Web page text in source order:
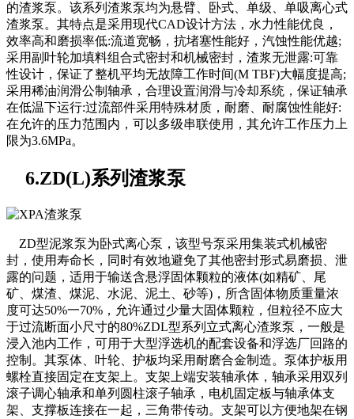
的渣浆泵。该系列渣浆泵均为悬臂、卧式、单级、单吸离心式
渣浆泵。其特点是采用现代CAD设计方法，水力性能优良，
效率高和磨损率低:流道宽畅，抗堵塞性能好，汽蚀性能优越;
采用副叶轮加填料组合式密封和机械密封，渣浆无泄露:可靠
性设计，保证了整机平均无故障工作时间(M TBF)大幅度提高;
采用稀油润滑公制轴承，合理设置润滑与冷却系统，保证轴承
在低温下运行:过流部件采用特殊材质，耐磨、耐腐蚀性能好:
在允许的压力范围内，可以多级串联使用，其允许工作压力上
限为3.6MPa。
6.ZD(L)系列渣浆泵
ZD型泥浆泵为卧式离心泵，该型号泵采用集装式机械密
封，使用寿命长，同时有效地避免了其他密封形式易磨损、泄
露的问题，适用于输送含悬浮固体颗粒的液体(如精矿、尾
矿、煤渣、煤泥、水泥、泥土、砂等)，所含固体物质重量浓
度可达50%一70%，允许通过少量大固体颗粒，但粒径不应大
于过流断面小尺寸的80%ZDL型系列立式离心渣浆泵，一般是
浸入池内工作，可用于大型浮选机的配套设备和浮选厂回路的
控制。其泵体、叶轮、护板均采用耐磨合金制造。泵体护板用
螺栓直接固定在支架上。支架上端安装轴承体，轴承采用双列
滚子调心轴承和单列圆柱滚子轴承，电机固定板与轴承体支
架、支撑板连接在一起，三角带传动。支架可以方便地架在钢